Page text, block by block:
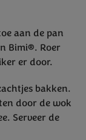
aan de pan
Bimi®. Roer
er door.
bakken.
door de wok
Serveer de